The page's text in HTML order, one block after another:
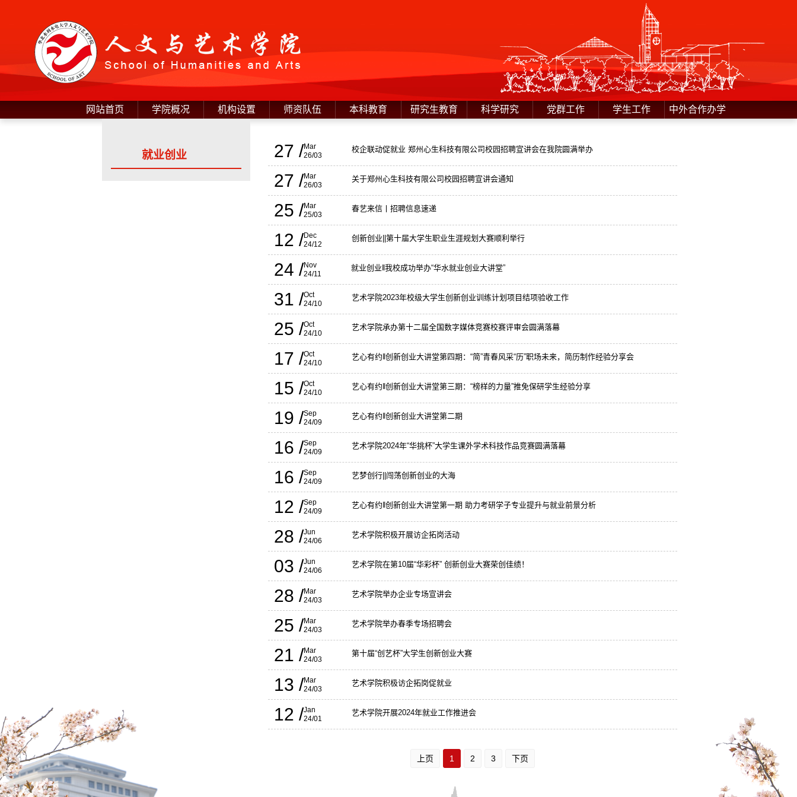
网站首页 学院概况 机构设置 师资队伍 本科教育 研究生教育 科学研究 党群工作 学生工作 中外合作办学
就业创业 27 /Mar
26/03
校企联动促就业 郑州心生科技有限公司校园招聘宣讲会在我院圆满举办
27 /Mar
26/03
关于郑州心生科技有限公司校园招聘宣讲会通知
25 /Mar
25/03
春艺来信丨招聘信息速递
12 /Dec
24/12
创新创业||第十届大学生职业生涯规划大赛顺利举行
24 /Nov
24/11
就业创业‖我校成功举办“华水就业创业大讲堂”
31 /Oct
24/10
艺术学院2023年校级大学生创新创业训练计划项目结项验收工作
25 /Oct
24/10
艺术学院承办第十二届全国数字媒体竞赛校赛评审会圆满落幕
17 /Oct
24/10
艺心有约‖创新创业大讲堂第四期：“简”青春风采“历”职场未来，简历制作经验分享会
15 /Oct
24/10
艺心有约‖创新创业大讲堂第三期：“榜样的力量”推免保研学生经验分享
19 /Sep
24/09
艺心有约‖创新创业大讲堂第二期
16 /Sep
24/09
艺术学院2024年“华挑杯”大学生课外学术科技作品竞赛圆满落幕
16 /Sep
24/09
艺梦创行||闯荡创新创业的大海
12 /Sep
24/09
艺心有约‖创新创业大讲堂第一期 助力考研学子专业提升与就业前景分析
28 /Jun
24/06
艺术学院积极开展访企拓岗活动
03 /Jun
24/06
艺术学院在第10届“华彩杯” 创新创业大赛荣创佳绩！
28 /Mar
24/03
艺术学院举办企业专场宣讲会
25 /Mar
24/03
艺术学院举办春季专场招聘会
21 /Mar
24/03
第十届“创艺杯”大学生创新创业大赛
13 /Mar
24/03
艺术学院积极访企拓岗促就业
12 /Jan
24/01
艺术学院开展2024年就业工作推进会
上页 1 2 3 下页